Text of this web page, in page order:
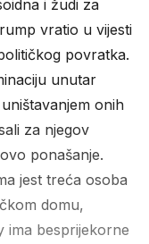
i žudi za
vratio u vijesti
povratka.
unutar
onih
za njegov
ponašanje.
jest treća osoba
domu,
ima besprijekorne